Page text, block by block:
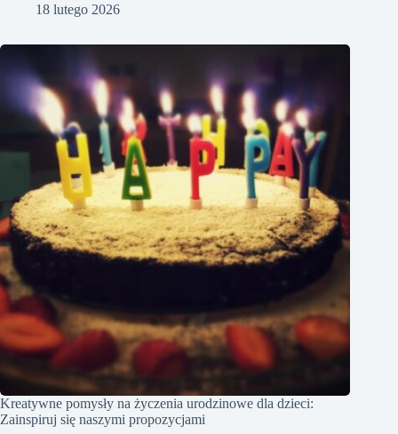
18 lutego 2026
Kreatywne pomysły na życzenia urodzinowe dla dzieci:
Zainspiruj się naszymi propozycjami